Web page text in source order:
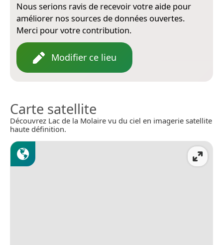
Nous serions ravis de recevoir votre aide pour
améliorer nos sources de données ouvertes.
Merci pour votre contribution.
Modifier ce lieu
Carte satellite
Découvrez Lac de la Molaire vu du ciel en imagerie satellite
haute définition.